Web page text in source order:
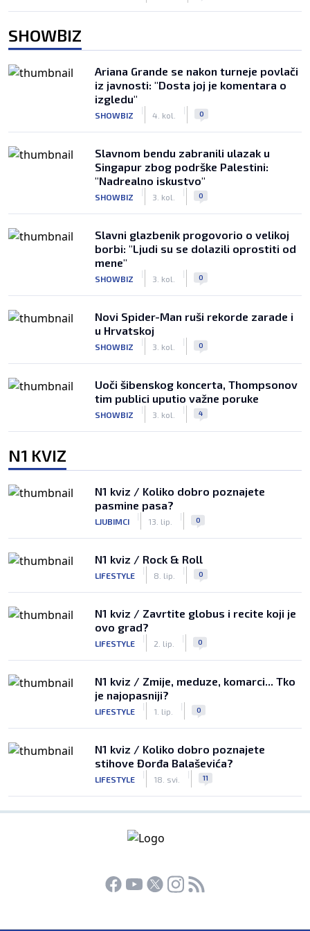
SHOWBIZ
Ariana Grande se nakon turneje povlači
iz javnosti: "Dosta joj je komentara o
izgledu"
SHOWBIZ
|
4. kol.
| 0
Slavnom bendu zabranili ulazak u
Singapur zbog podrške Palestini:
"Nadrealno iskustvo"
SHOWBIZ
|
3. kol.
| 0
Slavni glazbenik progovorio o velikoj
borbi: "Ljudi su se dolazili oprostiti od
mene"
SHOWBIZ
|
3. kol.
| 0
Novi Spider-Man ruši rekorde zarade i
u Hrvatskoj
SHOWBIZ
|
3. kol.
| 0
Uoči šibenskog koncerta, Thompsonov
tim publici uputio važne poruke
SHOWBIZ
|
3. kol.
| 4
N1 KVIZ
N1 kviz / Koliko dobro poznajete
pasmine pasa?
LJUBIMCI
|
13. lip.
| 0
N1 kviz / Rock & Roll
LIFESTYLE
|
8. lip.
| 0
N1 kviz / Zavrtite globus i recite koji je
ovo grad?
LIFESTYLE
|
2. lip.
| 0
N1 kviz / Zmije, meduze, komarci... Tko
je najopasniji?
LIFESTYLE
|
1. lip.
| 0
N1 kviz / Koliko dobro poznajete
stihove Đorđa Balaševića?
LIFESTYLE
|
18. svi.
| 11